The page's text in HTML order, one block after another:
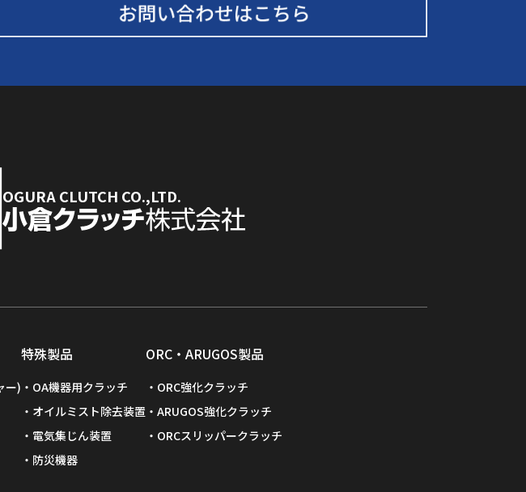
OGURA CLUTCH CO.,LTD.
ー)
特殊製品
OA機器用クラッチ
オイルミスト除去装置
電気集じん装置
防災機器
ORC・ARUGOS製品
ORC強化クラッチ
ARUGOS強化クラッチ
ORCスリッパークラッチ